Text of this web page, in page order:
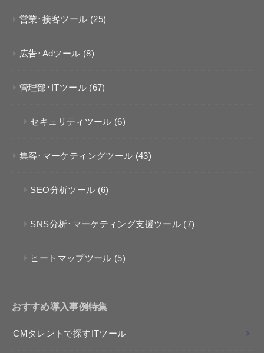
営業･接客ツール (25)
広告･Adツール (8)
管理部･ITツール (67)
セキュリティツール (6)
集客･マーケティングツール (43)
SEO分析ツール (6)
SNS分析･マーケティング支援ツール (7)
ヒートマップツール (5)
おすすめ導入事例特集
CMタレントで探すITツール